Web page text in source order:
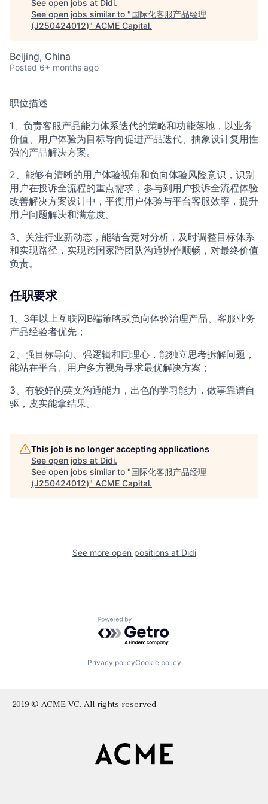
See open jobs at Didi.
See open jobs similar to "国际化客服产品经理
(J250424012)" ACME Capital.
Beijing, China
Posted 6+ months ago
职位描述
1、负责客服产品能力体系迭代的策略和功能落地，以业务
价值、用户体验为目标导向促进产品迭代、抽象设计复用性
强的产品解决方案。
2、能够有清晰的用户体验视角和负向体验风险意识，识别
用户在投诉全流程的重点需求，参与到用户投诉全流程体验
改善解决方案设计中，平衡用户体验与平台客服效率，提升
用户问题解决和满意度。
3、关注行业新动态，能结合竞对分析，及时调整目标体系
和实现路径，实现跨国家跨团队沟通协作顺畅，对最终价值
负责。
任职要求
1、3年以上互联网B端策略或负向体验治理产品、客服业务
产品经验者优先；
2、强目标导向、强逻辑和同理心，能独立思考拆解问题，
能站在平台、用户多方视角寻求最优解决方案；
3、有较好的英文沟通能力，出色的学习能力，做事靠谱自
驱，皮实能拿结果。
This job is no longer accepting applications
See open jobs at Didi.
See open jobs similar to "国际化客服产品经理
(J250424012)" ACME Capital.
See more open positions at Didi
Powered by Getro.com
Privacy policyCookie policy
2019 © ACME VC. All rights reserved.